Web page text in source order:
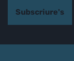
Subscriure's